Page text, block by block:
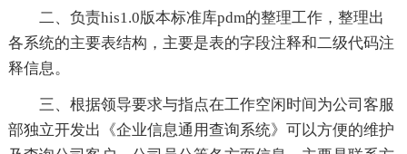
二、负责his1.0版本标准库pdm的整理工作，整理出
各系统的主要表结构，主要是表的字段注释和二级代码注
释信息。
三、根据领导要求与指点在工作空闲时间为公司客服
部独立开发出《企业信息通用查询系统》可以方便的维护